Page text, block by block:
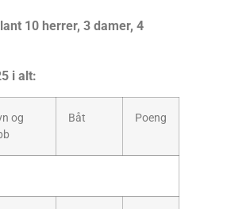
10 herrer, 3 damer, 4
i alt:
og
Båt Poeng